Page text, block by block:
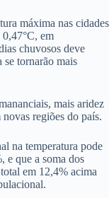
máxima nas cidades
em
chuvosos deve
se tornarão mais
mais aridez
regiões do país.
na temperatura pode
e que a soma dos
em 12,4% acima